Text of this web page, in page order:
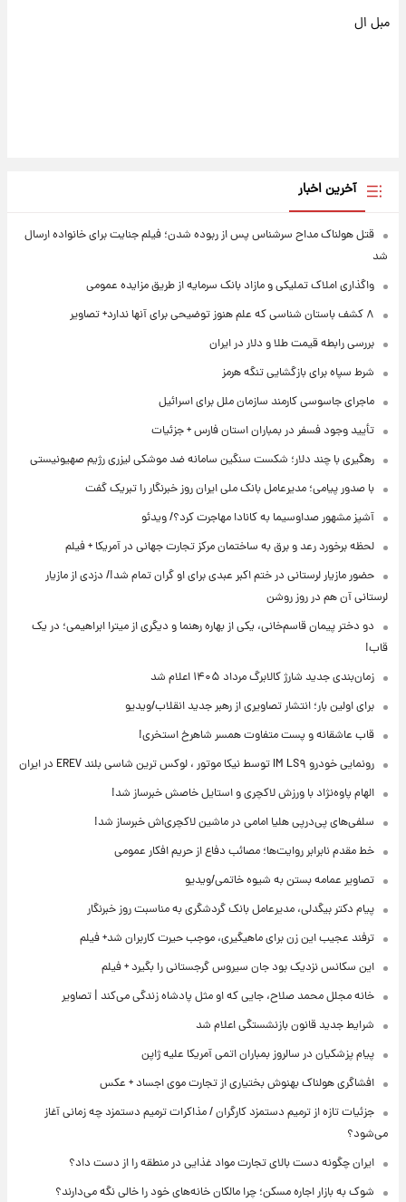
مبل ال
آخرین اخبار
قتل هولناک مداح سرشناس پس از ربوده شدن؛ فیلم جنایت برای خانواده ارسال
شد
واگذاری املاک تملیکی و مازاد بانک سرمایه از طریق مزایده عمومی
۸ کشف باستان شناسی که علم هنوز توضیحی برای آنها ندارد+ تصاویر
بررسی رابطه قیمت طلا و دلار در ایران
شرط سپاه برای بازگشایی تنگه هرمز
ماجرای جاسوسی کارمند سازمان ملل برای اسرائیل
تأیید وجود فسفر در بمباران استان فارس + جزئیات
رهگیری با چند دلار؛ شکست سنگین سامانه ضد موشکی لیزری رژیم صهیونیستی
با صدور پیامی؛ مدیرعامل بانک ملی ایران روز خبرنگار را تبریک گفت
آشپز مشهور صداوسیما به کانادا مهاجرت کرد؟/ ویدئو
لحظه برخورد رعد و برق به ساختمان مرکز تجارت جهانی در آمریکا + فیلم
حضور مازیار لرستانی در ختم اکبر عبدی برای او گران تمام شد!/ دزدی از مازیار
لرستانی آن هم در روز روشن
دو دختر پیمان قاسم‌خانی، یکی از بهاره رهنما و دیگری از میترا ابراهیمی؛ در یک
قاب!
زمان‌بندی جدید شارژ کالابرگ مرداد ۱۴۰۵ اعلام شد
برای اولین بار؛ انتشار تصاویری از رهبر جدید انقلاب/ویدیو
قاب عاشقانه و پست متفاوت همسر شاهرخ استخری!
رونمایی خودرو IM LS۹ توسط نیکا موتور ، لوکس ترین شاسی بلند EREV در ایران
الهام پاوه‌نژاد با ورزش لاکچری و استایل خاصش خبرساز شد!
سلفی‌های پی‌درپی هلیا امامی در ماشین لاکچری‌اش خبرساز شد!
خط مقدم نابرابر روایت‌ها؛ مصائب دفاع از حریم افکار عمومی
تصاویر عمامه بستن به شیوه خاتمی/ویدیو
پیام دکتر بیگدلی، مدیرعامل بانک گردشگری به مناسبت روز خبرنگار
ترفند عجیب این زن برای ماهیگیری، موجب حیرت کاربران شد+ فیلم
این سکانس نزدیک بود جان سیروس گرجستانی را بگیرد + فیلم
خانه مجلل محمد صلاح، جایی که او مثل پادشاه زندگی می‌کند | تصاویر
شرایط جدید قانون بازنشستگی اعلام شد
پیام پزشکیان در سالروز بمباران اتمی آمریکا علیه ژاپن
افشاگری هولناک بهنوش بختیاری از تجارت موی اجساد + عکس
جزئیات تازه از ترمیم دستمزد کارگران / مذاکرات ترمیم دستمزد چه زمانی آغاز
می‌شود؟
ایران چگونه دست بالای تجارت مواد غذایی در منطقه را از دست داد؟
شوک به بازار اجاره مسکن؛ چرا مالکان خانه‌های خود را خالی نگه می‌دارند؟